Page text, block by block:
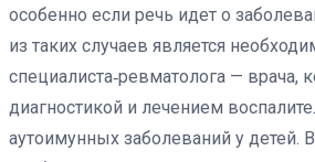
особенно если речь идет о
из таких случаев является
специалиста‑ревматолога — врача,
диагностикой и лечением
аутоимунных заболеваний у детей.